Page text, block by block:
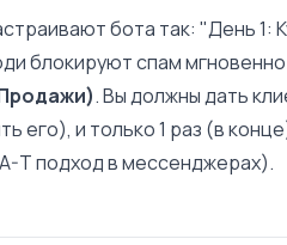
бота так: "День 1:
блокируют спам
. Вы должны дать
его), и только 1 раз (в
Tподход в мессенджерах).